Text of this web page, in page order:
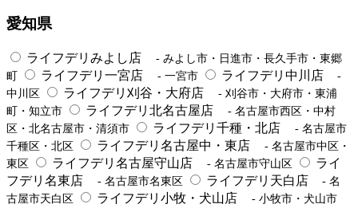
愛知県
ライフデリみよし店
- みよし市・日進市・長久手市・東郷
町
ライフデリ一宮店 - 一宮市 ライフデリ中川店
-
中川区
ライフデリ刈谷・大府店
- 刈谷市・大府市・東浦
町・知立市
ライフデリ北名古屋店
- 名古屋市西区・中村
区・北名古屋市・清須市
ライフデリ千種・北店
- 名古屋市
千種区・北区
ライフデリ名古屋中・東店
- 名古屋市中区・
東区
ライフデリ名古屋守山店 - 名古屋市守山区
ライ
フデリ名東店
- 名古屋市名東区 ライフデリ天白店
- 名
古屋市天白区
ライフデリ小牧・犬山店
- 小牧市・犬山市